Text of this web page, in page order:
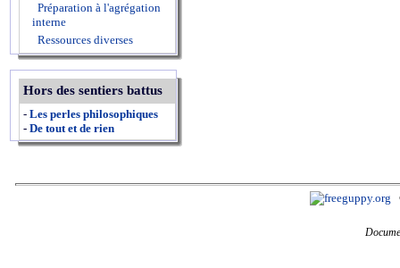
Préparation à l'agrégation
interne
Ressources diverses
Hors des sentiers battus
- Les perles philosophiques
- De tout et de rien